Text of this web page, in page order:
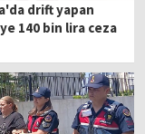
drift yapan
140 bin lira ceza